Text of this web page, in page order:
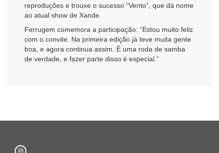
reproduções e trouxe o sucesso “Vento”, que dá nome
ao atual show de Xande.
Ferrugem comemora a participação: “Estou muito feliz
com o convite. Na primeira edição já teve muita gente
boa, e agora continua assim. É uma roda de samba
de verdade, e fazer parte disso é especial.”